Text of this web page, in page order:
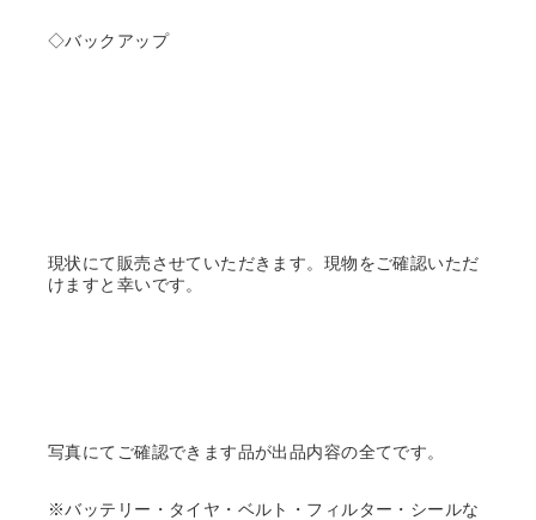
◇バックアップ
現状にて販売させていただきます。現物をご確認いただ
けますと幸いです。
写真にてご確認できます品が出品内容の全てです。
※バッテリー・タイヤ・ベルト・フィルター・シールな